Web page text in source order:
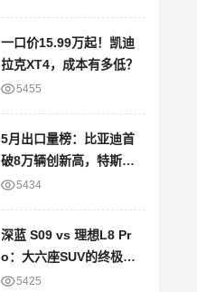
一口价15.99万起！凯迪
拉克XT4，成本有多低？
5455
5月出口量榜：比亚迪首
破8万辆创新高，特斯拉
大降22%
5434
深蓝 S09 vs 理想L8 Pr
o：大六座SUV的终极对
决 5425